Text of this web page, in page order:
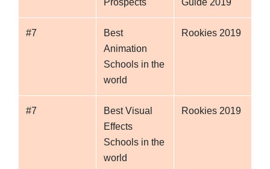
Prospects Guide 2019
#7
Best
Animation
Schools in the
world
Rookies 2019
#7
Best Visual
Effects
Schools in the
world
Rookies 2019